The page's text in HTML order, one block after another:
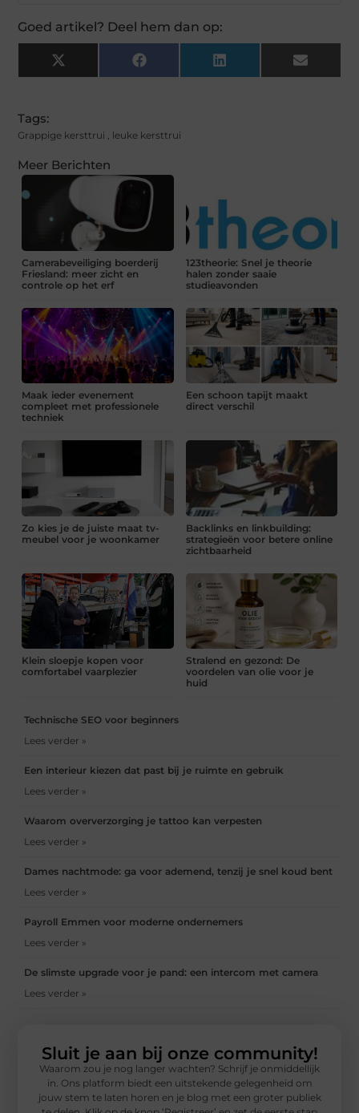
Goed artikel? Deel hem dan op:
X
(Twitter)
Facebook LinkedIn Email
Tags:
Grappige kersttrui , leuke kersttrui
Meer Berichten
Camerabeveiliging boerderij
Friesland: meer zicht en
controle op het erf
123theorie: Snel je theorie
halen zonder saaie
studieavonden
Maak ieder evenement
compleet met professionele
techniek
Een schoon tapijt maakt
direct verschil
Zo kies je de juiste maat tv-
meubel voor je woonkamer
Backlinks en linkbuilding:
strategieën voor betere online
zichtbaarheid
Klein sloepje kopen voor
comfortabel vaarplezier
Stralend en gezond: De
voordelen van olie voor je
huid
Technische SEO voor beginners
Lees verder »
Een interieur kiezen dat past bij je ruimte en gebruik
Lees verder »
Waarom oververzorging je tattoo kan verpesten
Lees verder »
Dames nachtmode: ga voor ademend, tenzij je snel koud bent
Lees verder »
Payroll Emmen voor moderne ondernemers
Lees verder »
De slimste upgrade voor je pand: een intercom met camera
Lees verder »
Sluit je aan bij onze community!
Waarom zou je nog langer wachten? Schrijf je onmiddellijk
in. Ons platform biedt een uitstekende gelegenheid om
jouw stem te laten horen en je blog met een groter publiek